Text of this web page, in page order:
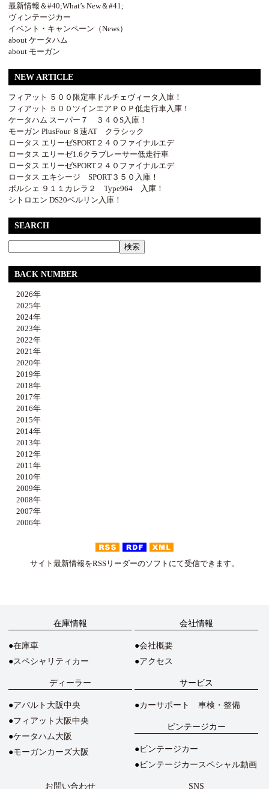
最新情報＆#40;What’s New＆#41;
ヴィンテージカー
イベント・キャンペーン（News）
about ケータハム
about モーガン
NEW ARTICLE
フィアット ５００限定車ドルチェヴィータ入庫！
フィアット ５００ツインエアＰＯＰ低走行車入庫！
ケータハム スーパー７ ３４０S入庫！
モーガン PlusFour ８速AT クラシック
ロータス エリーゼSPORT２４０ファイナルエデ
ロータス エリーゼ1.6クラブレーサー低走行車
ロータス エリーゼSPORT２４０ファイナルエデ
ロータス エキシージ SPORT３５０入庫！
ポルシェ ９１１カレラ２ Type964 入庫！
シトロエン DS20ベルリン入庫！
SEARCH
BACK NUMBER
2026年
2025年
2024年
2023年
2022年
2021年
2020年
2019年
2018年
2017年
2016年
2015年
2014年
2013年
2012年
2011年
2010年
2009年
2008年
2007年
2006年
サイト最新情報をRSSリーダーのソフトにて受信できます。
在庫情報
在庫車
スペシャリティカー
会社情報
会社概要
アクセス
ディーラー
アバルト大阪中央
フィアット大阪中央
ケータハム大阪
モーガンカーズ大阪
サービス
カーサポート 車検・整備
ビンテージカー
ビンテージカー
ビンテージカースペシャル動画
お問い合わせ SNS